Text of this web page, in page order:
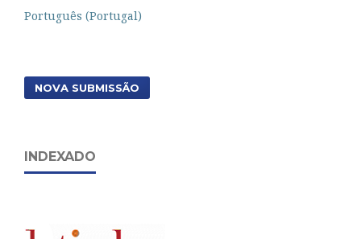
Português (Portugal)
NOVA SUBMISSÃO
INDEXADO